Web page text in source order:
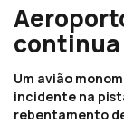
Um avião
incidente na
rebentamento